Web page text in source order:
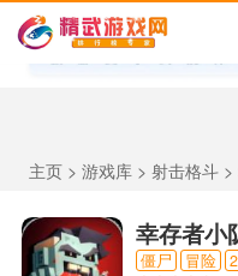
主页> 游戏库> 射击格斗>
幸存者小
僵尸 冒险